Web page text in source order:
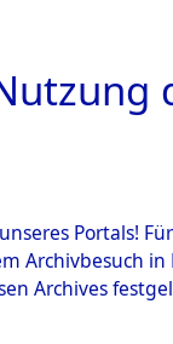
Portals!
Archivbesuch
Archives